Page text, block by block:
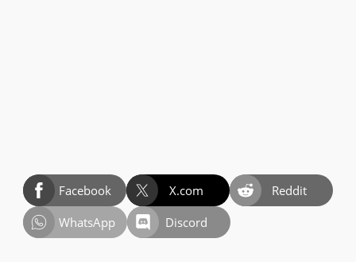
Facebook X.com
Reddit
WhatsApp
Discord